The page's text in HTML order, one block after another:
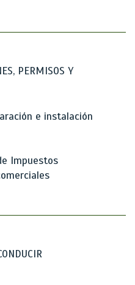
PERMISOS Y
e instalación
Impuestos